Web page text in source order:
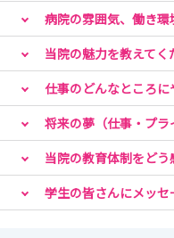
病院の雰囲気、働き環
当院の魅力を教えてく
仕事のどんなところ
将来の夢（仕事・プラ
当院の教育体制をどう
学生の皆さんにメッセ